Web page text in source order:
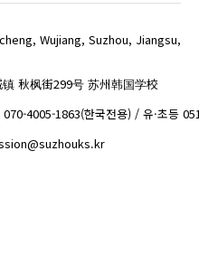
Wujiang, Suzhou, Jiangsu,
秋枫街299号 苏州韩国学校
4005-1863(한국전용) / 유·초등